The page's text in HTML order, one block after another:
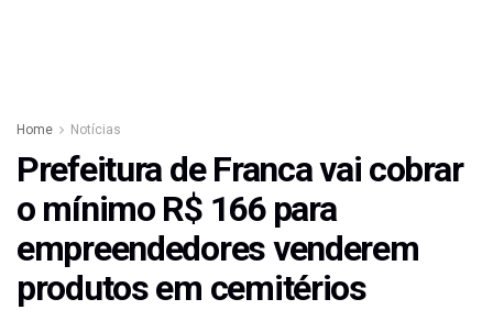
Home Notícias
Prefeitura de Franca vai cobrar
o mínimo R$ 166 para
empreendedores venderem
produtos em cemitérios